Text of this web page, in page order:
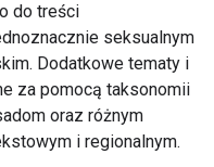
do treści
seksualnym
Dodatkowe tematy i
za pomocą taksonomii
oraz różnym
i regionalnym.